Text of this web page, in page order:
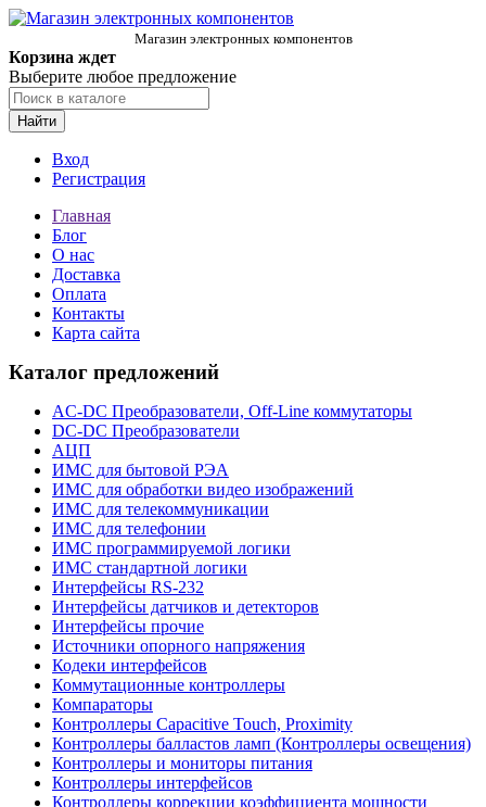
Магазин электронных компонентов
Корзина ждет
Выберите любое предложение
Найти
Вход
Регистрация
Главная
Блог
О нас
Доставка
Оплата
Контакты
Карта сайта
Каталог предложений
AC-DC Преобразователи, Off-Line коммутаторы
DC-DC Преобразователи
АЦП
ИМС для бытовой РЭА
ИМС для обработки видео изображений
ИМС для телекоммуникации
ИМС для телефонии
ИМС программируемой логики
ИМС стандартной логики
Интерфейсы RS-232
Интерфейсы датчиков и детекторов
Интерфейсы прочие
Источники опорного напряжения
Кодеки интерфейсов
Коммутационные контроллеры
Компараторы
Контроллеры Capacitive Touch, Proximity
Контроллеры балластов ламп (Контроллеры освещения)
Контроллеры и мониторы питания
Контроллеры интерфейсов
Контроллеры коррекции коэффициента мощности